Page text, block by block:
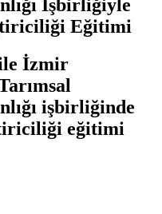
İşbirliğiyle
Eğitimi
İzmir
işbirliğinde
eğitimi